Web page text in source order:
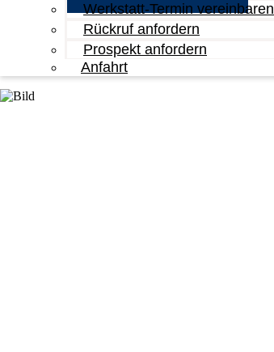
Werkstatt-Termin vereinbaren
Rückruf anfordern
Prospekt anfordern
Anfahrt